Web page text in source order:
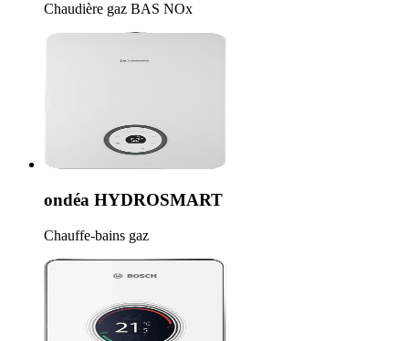
Chaudière gaz BAS NOx
ondéa HYDROSMART
Chauffe-bains gaz